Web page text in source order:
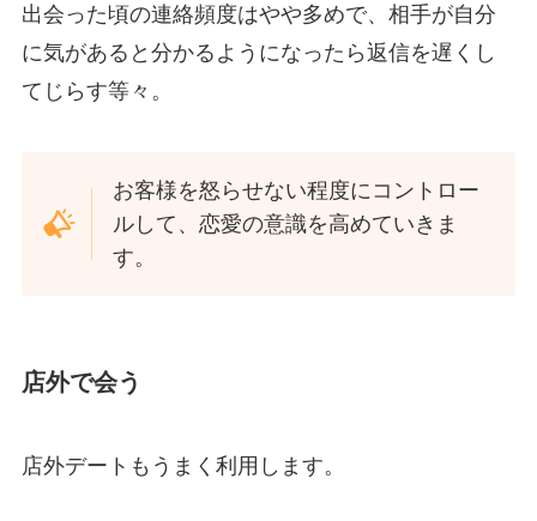
出会った頃の連絡頻度はやや多めで、相手が自分
に気があると分かるようになったら返信を遅くし
てじらす等々。
お客様を怒らせない程度にコントロー
ルして、恋愛の意識を高めていきま
す。
店外で会う
店外デートもうまく利用します。